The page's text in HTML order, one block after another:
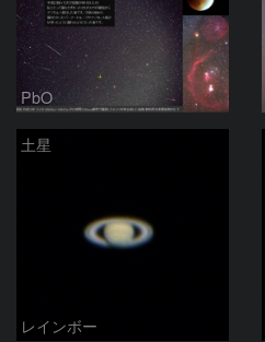
PbO
土星
レインボー